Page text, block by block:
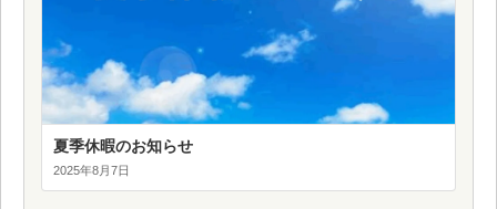
夏季休暇のお知らせ
2025年8月7日